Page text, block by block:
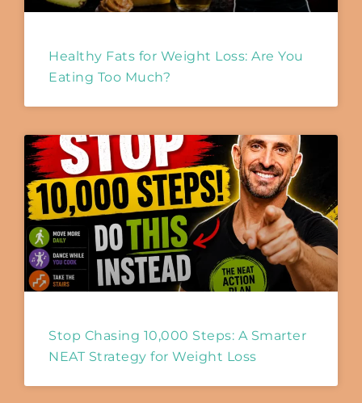
Healthy Fats for Weight Loss: Are You
Eating Too Much?
Stop Chasing 10,000 Steps: A Smarter
NEAT Strategy for Weight Loss